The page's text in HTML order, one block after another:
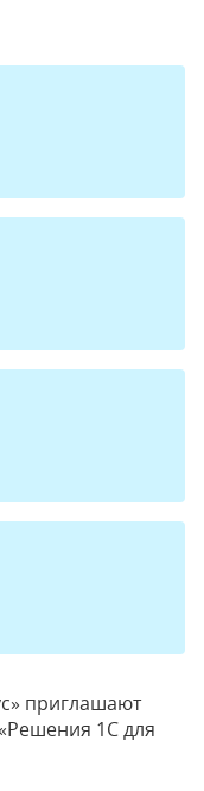
приглашают
1С для